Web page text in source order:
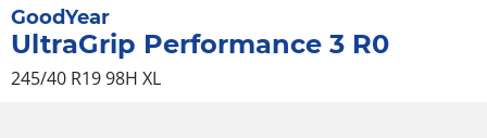
GoodYear
UltraGrip Performance 3 R0
245/40 R19 98H XL